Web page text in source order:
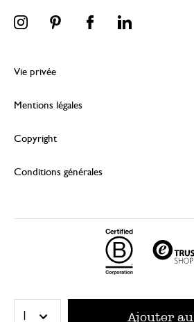
Ajouter
Vie privée
Mentions légales
Copyright
Conditions générales
© 2026 Dille & Kamille